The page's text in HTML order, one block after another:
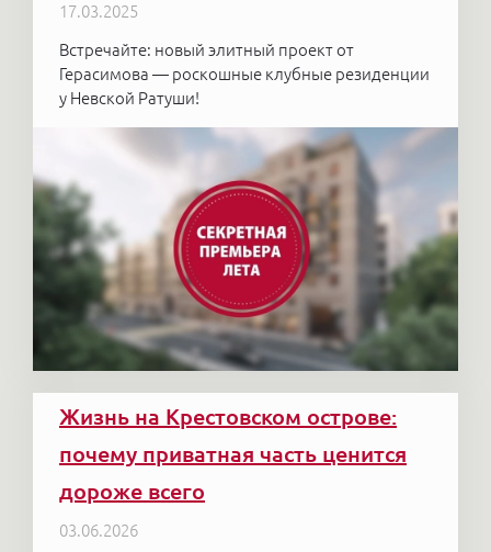
17.03.2025
Встречайте: новый элитный проект от
Герасимова — роскошные клубные резиденции
у Невской Ратуши!
Жизнь на Крестовском острове:
почему приватная часть ценится
дороже всего
03.06.2026